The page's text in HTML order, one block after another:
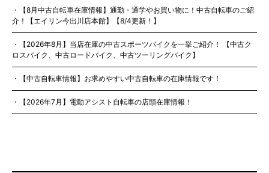
【8月中古自転車在庫情報】通勤・通学やお買い物に！中古自転車のご紹
介！【エイリン今出川店本館】【8/4更新！】
【2026年8月】当店在庫の中古スポーツバイクを一挙ご紹介！ 【中古ク
ロスバイク、中古ロードバイク、中古ツーリングバイク】
【中古自転車情報】お求めやすい中古自転車の在庫情報です！
【2026年7月】電動アシスト自転車の店頭在庫情報！